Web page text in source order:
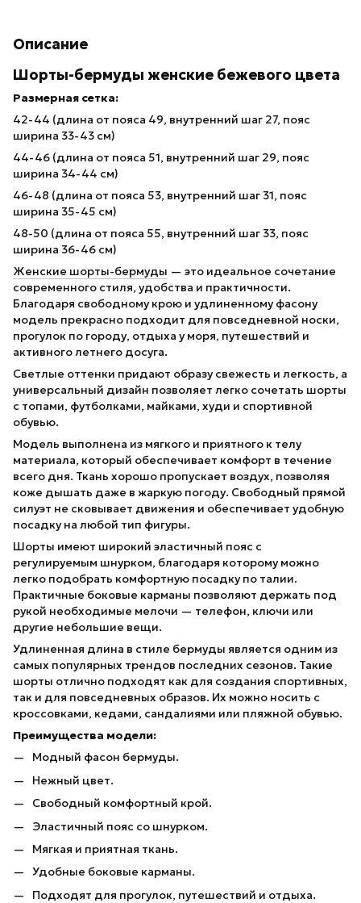
Описание
Шорты-бермуды женские бежевого цвета
Размерная сетка:
42-44 (длина от пояса 49, внутренний шаг 27, пояс
ширина 33-43 см)
44-46 (длина от пояса 51, внутренний шаг 29, пояс
ширина 34-44 см)
46-48 (длина от пояса 53, внутренний шаг 31, пояс
ширина 35-45 см)
48-50 (длина от пояса 55, внутренний шаг 33, пояс
ширина 36-46 см)
Женские шорты-бермуды — это идеальное сочетание
современного стиля, удобства и практичности.
Благодаря свободному крою и удлиненному фасону
модель прекрасно подходит для повседневной носки,
прогулок по городу, отдыха у моря, путешествий и
активного летнего досуга.
Светлые оттенки придают образу свежесть и легкость, а
универсальный дизайн позволяет легко сочетать шорты
с топами, футболками, майками, худи и спортивной
обувью.
Модель выполнена из мягкого и приятного к телу
материала, который обеспечивает комфорт в течение
всего дня. Ткань хорошо пропускает воздух, позволяя
коже дышать даже в жаркую погоду. Свободный прямой
силуэт не сковывает движения и обеспечивает удобную
посадку на любой тип фигуры.
Шорты имеют широкий эластичный пояс с
регулируемым шнурком, благодаря которому можно
легко подобрать комфортную посадку по талии.
Практичные боковые карманы позволяют держать под
рукой необходимые мелочи — телефон, ключи или
другие небольшие вещи.
Удлиненная длина в стиле бермуды является одним из
самых популярных трендов последних сезонов. Такие
шорты отлично подходят как для создания спортивных,
так и для повседневных образов. Их можно носить с
кроссовками, кедами, сандалиями или пляжной обувью.
Преимущества модели:
Модный фасон бермуды.
Нежный цвет.
Свободный комфортный крой.
Эластичный пояс со шнурком.
Мягкая и приятная ткань.
Удобные боковые карманы.
Подходят для прогулок, путешествий и отдыха.